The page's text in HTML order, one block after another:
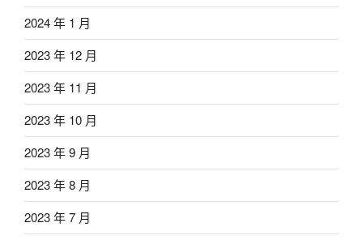
2024 年 1 月
2023 年 12 月
2023 年 11 月
2023 年 10 月
2023 年 9 月
2023 年 8 月
2023 年 7 月